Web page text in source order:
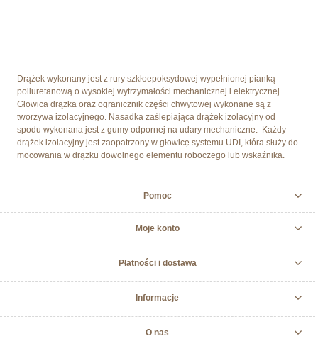
Drążek wykonany jest z rury szkłoepoksydowej wypełnionej pianką
poliuretanową o wysokiej wytrzymałości mechanicznej i elektrycznej.
Głowica drążka oraz ogranicznik części chwytowej wykonane są z
tworzywa izolacyjnego. Nasadka zaślepiająca drążek izolacyjny od
spodu wykonana jest z gumy odpornej na udary mechaniczne. Każdy
drążek izolacyjny jest zaopatrzony w głowicę systemu UDI, która służy do
mocowania w drążku dowolnego elementu roboczego lub wskaźnika.
Pomoc
Moje konto
Płatności i dostawa
Informacje
O nas